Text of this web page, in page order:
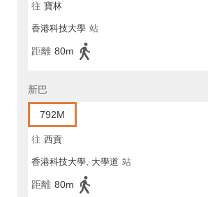
往 寶林
香港科技大學 站
距離 80m
新巴
792M
往 西貢
香港科技大學, 大學道 站
距離 80m